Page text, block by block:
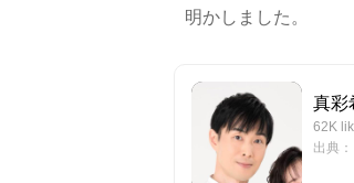
明かしました。
真彩
62K
出典